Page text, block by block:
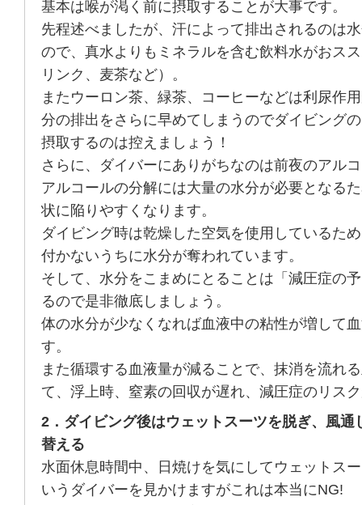
基本は喉が渇く前に摂取することが大事です。
先程述べましたが、汗によって排出されるのは
ので、真水よりもミネラルを含む飲料水がおス
リンク、麦茶など）。
またウーロン茶、緑茶、コーヒーなどは利尿作
分の排出をさらに早めてしまうのでダイビング
摂取するのは控えましょう！
さらに、ダイバーにありがちなのは前夜のアル
アルコールの分解には大量の水分が必要となる
状に陥りやすくなります。
ダイビング時は乾燥した空気を使用しているた
付かないうちに水分が奪われています。
そして、水分をこまめにとることは「減圧症の
るので是非徹底しましょう。
体の水分が少なくなれば血液中の粘性が増して
す。
また循環する血液量が減ることで、抹消を流れ
て、浮上時、窒素の回収が遅れ、減圧症のリス
2．ダイビング後はウェットスーツを脱ぎ、風通
替える
水面休息時間中、日焼けを気にしてウェットス
いうダイバーを見かけますがこれは本当にNG!